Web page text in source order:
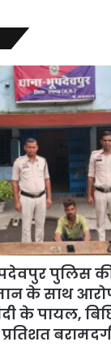
पुलिस की
के साथ
के पायल,